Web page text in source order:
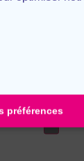
préférences
les
je